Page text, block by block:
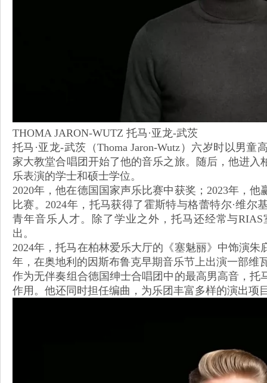
THOMA JARON-WUTZ 托马·亚龙-武茨
托马·亚龙-武茨（Thoma Jaron-Wutz）六岁时以男
家大教堂合唱团开始了他的音乐之旅。随后，他进
乐表演的学士和硕士学位。
2020年，他在德国国家声乐比赛中获奖；2023年，
比赛。2024年，托马获得了霍斯特与格蕾特尔·维尔
青年音乐人才。除了学业之外，托马还经常与
出。
2024年，托马在柏林爱乐大厅的《塞魅丽》中饰演朱
年，在奥地利的因斯布鲁克早期音乐节上出演一部维
作为无伴奏组合德国绅士合唱团中的最高男高音，托
作用。他还同时担任编曲，为乐团丰富多样的演出项